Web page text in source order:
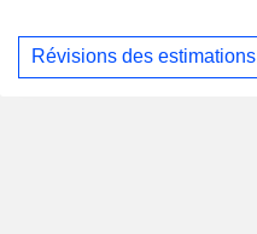
Révisions des estimations